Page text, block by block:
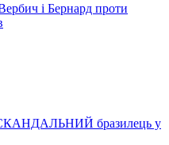
і Бернард проти
бразилець у